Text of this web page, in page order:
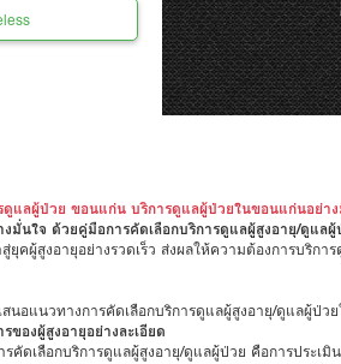
less
ดูแลผู้ป่วย ขอนแก่น บริการดูแลผู้ป่วยในขอนแก่นอย่า
มั่นใจ ด้วยคู่มือการคัดเลือกบริการดูแลผู้สูงอายุ/ดูแลผู้
ยุคผู้สูงอายุอย่างรวดเร็ว ส่งผลให้ความต้องการบริ
นอแนวทางการคัดเลือกบริการดูแลผู้สูงอายุ/ดูแลผู้ป่
ของผู้สูงอายุอย่างละเอียด
คัดเลือกบริการดูแลผู้สูงอายุ/ดูแลผู้ป่วย คือการประเ